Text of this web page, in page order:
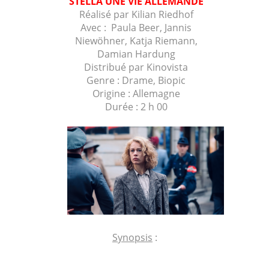
Réalisé par Kilian Riedhof
Avec : Paula Beer, Jannis
Niewöhner, Katja Riemann,
Damian Hardung
Distribué par Kinovista
Genre : Drame, Biopic
Origine : Allemagne
Durée : 2 h 00
Synopsis :